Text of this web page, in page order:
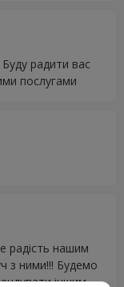
радити вас
послугами
радість нашим
з ними!!! Будемо
іншим.